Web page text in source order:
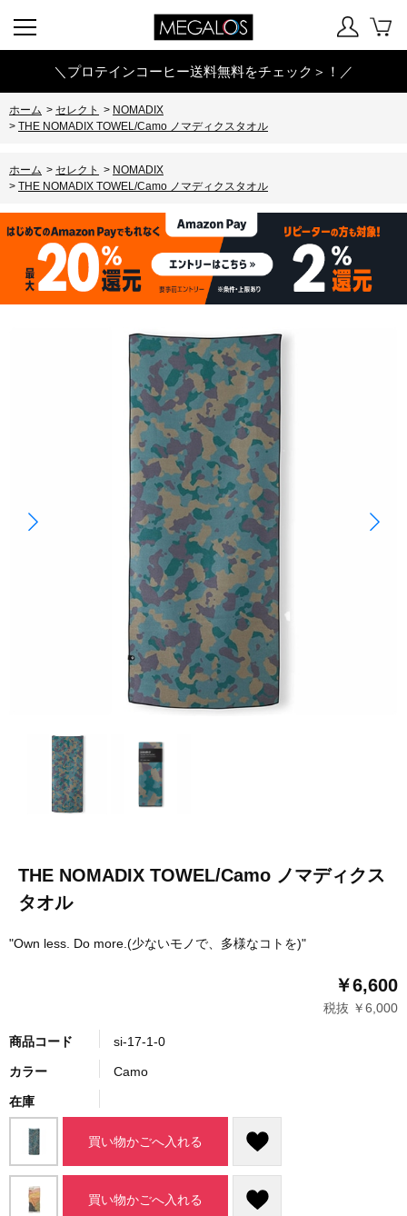
＼プロテインコーヒー送料無料をチェック＞！／
ホーム > セレクト > NOMADIX
> THE NOMADIX TOWEL/Camo ノマディクスタオル
THE NOMADIX TOWEL/Camo ノマディクス
タオル
"Own less. Do more.(少ないモノで、多様なコトを)"
￥6,600
税抜 ￥6,000
商品コード si-17-1-0
カラー Camo
在庫
買い物かごへ入れる
買い物かごへ入れる
ホーム > セレクト > NOMADIX
> THE NOMADIX TOWEL/Camo ノマディクスタオル